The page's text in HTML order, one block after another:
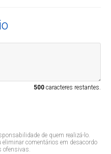
500caracteres restantes.
de quem realizá-lo.
eliminar comentários em desacordo
ofensivas.